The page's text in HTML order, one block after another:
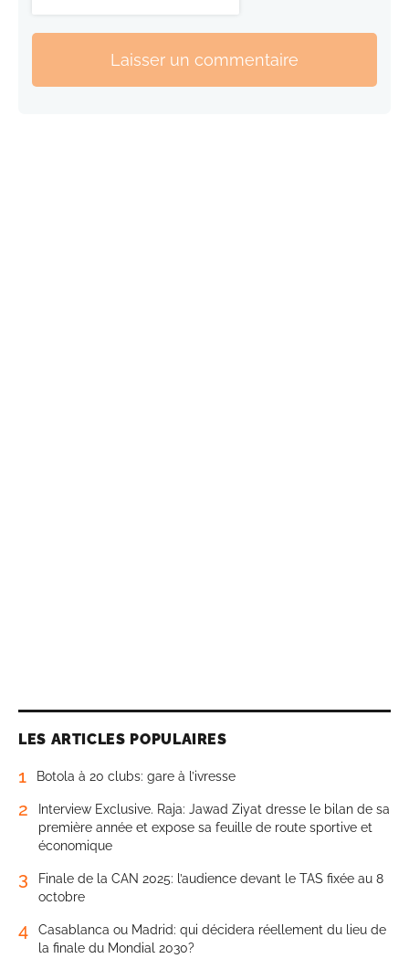
Laisser un commentaire
LES ARTICLES POPULAIRES
1 Botola à 20 clubs: gare à l’ivresse
2
Interview Exclusive. Raja: Jawad Ziyat dresse le bilan de sa
première année et expose sa feuille de route sportive et
économique
3
Finale de la CAN 2025: l’audience devant le TAS fixée au 8
octobre
4
Casablanca ou Madrid: qui décidera réellement du lieu de
la finale du Mondial 2030?